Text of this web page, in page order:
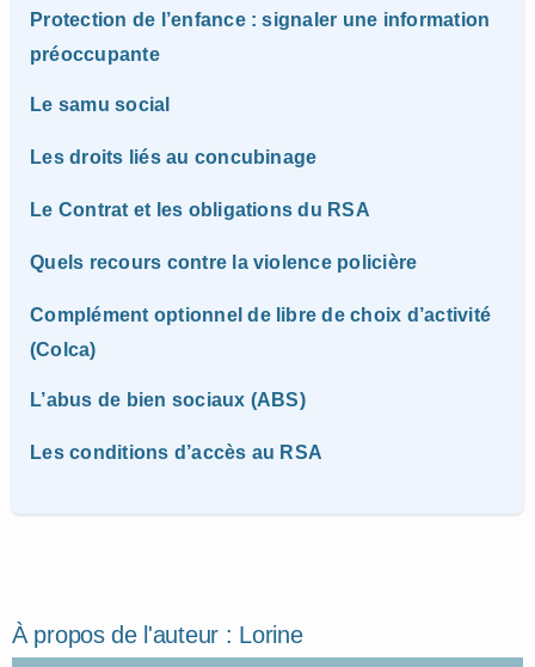
Protection de l’enfance : signaler une information
préoccupante
Le samu social
Les droits liés au concubinage
Le Contrat et les obligations du RSA
Quels recours contre la violence policière
Complément optionnel de libre de choix d’activité
(Colca)
L’abus de bien sociaux (ABS)
Les conditions d’accès au RSA
À propos de l'auteur : Lorine